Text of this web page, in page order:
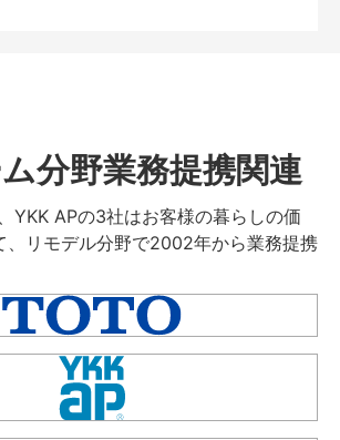
分野業務提携関連
YKK APの3社はお客様の暮らしの価
、リモデル分野で2002年から業務提携